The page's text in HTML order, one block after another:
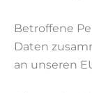
Betroffene
Daten
an unseren